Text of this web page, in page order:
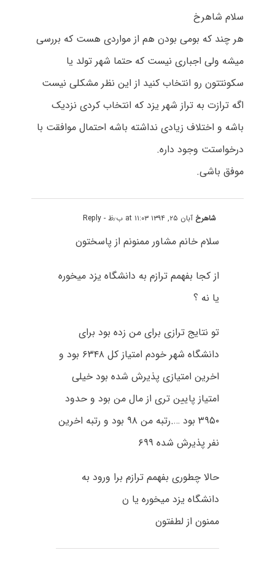
سلام شاهرخ
هر چند که بومی بودن هم از مواردی هست که بررسی
میشه ولی اجباری نیست که حتما شهر تولد یا
سکونتتون رو انتخاب کنید از این نظر مشکلی نیست
اگه ترازت به تراز شهر یزد که انتخاب کردی نزدیک
باشه و اختلاف زیادی نداشته باشه احتمال موافقت با
درخواستت وجود داره.
موفق باشی.
شاهرخ آبان ۲۵, ۱۳۹۴ at ۱۱:۰۳ ب٫ظ - Reply
سلام خانم مشاور ممنونم از پاسختون
از کجا بفهمم ترازم به دانشگاه یزد میخوره
یا نه ؟
تو نتایج ترازی برای من زده بود برای
دانشگاه شهر خودم امتیاز کل ۶۳۴۸ بود و
اخرین امتیازی پذیرش شده بود خیلی
امتیاز پایین تری از مال من بود و حدود
۳۹۵۰ بود ….رتبه من ۹۸ بود و رتبه اخرین
نفر پذیرش شده ۶۹۹
حالا چطوری بفهمم ترازم برا ورود به
دانشگاه یزد میخوره یا ن
ممنون از لطفتون